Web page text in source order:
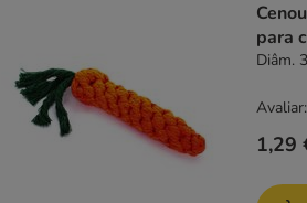
para
Diâm.
1,29